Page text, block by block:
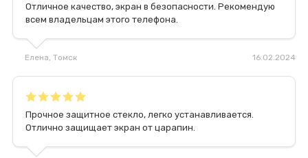
Отличное качество, экран в безопасности. Рекомендую
всем владельцам этого телефона.
Елена, Томск 16.02.2024
Прочное защитное стекло, легко устанавливается.
Отлично защищает экран от царапин.